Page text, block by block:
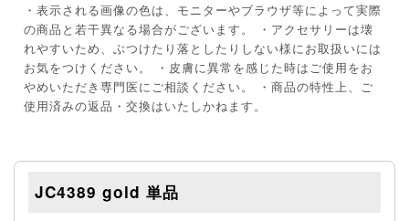
・表示される画像の色は、モニターやブラウザ等によって実際
の商品と若干異なる場合がございます。 ・アクセサリーは壊
れやすいため、ぶつけたり落としたりしない様にお取扱いには
お気をつけください。 ・皮膚に異常を感じた時はご使用をお
やめいただき専門医にご相談ください。 ・商品の特性上、ご
使用済みの返品・交換はいたしかねます。
JC4389 gold 単品